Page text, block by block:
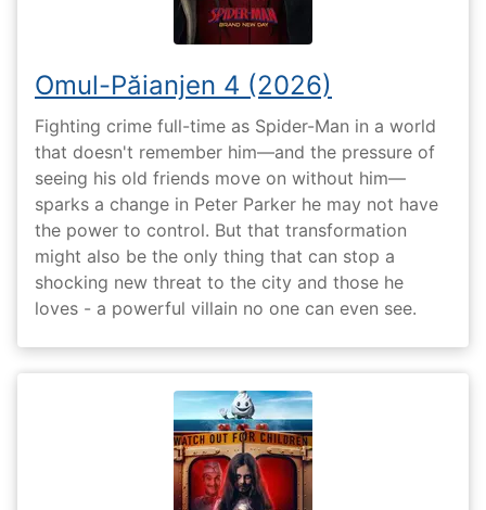
Omul-Păianjen 4 (2026)
Fighting crime full-time as Spider-Man in a world
that doesn't remember him—and the pressure of
seeing his old friends move on without him—
sparks a change in Peter Parker he may not have
the power to control. But that transformation
might also be the only thing that can stop a
shocking new threat to the city and those he
loves - a powerful villain no one can even see.